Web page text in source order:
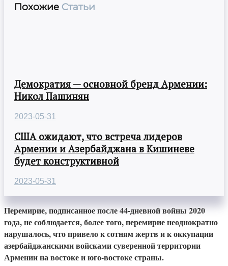
Похожие Статьи
Демократия — основной бренд Армении:
Никол Пашинян
2023-05-31
США ожидают, что встреча лидеров
Армении и Азербайджана в Кишиневе
будет конструктивной
2023-05-31
Перемирие, подписанное после 44-дневной войны 2020
года, не соблюдается, более того, перемирие неоднократно
нарушалось, что привело к сотням жертв и к оккупации
азербайджанскими войсками суверенной территории
Армении на востоке и юго-востоке страны.